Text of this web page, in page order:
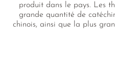
produit dans le pays. Les
grande quantité de
chinois, ainsi que la plus